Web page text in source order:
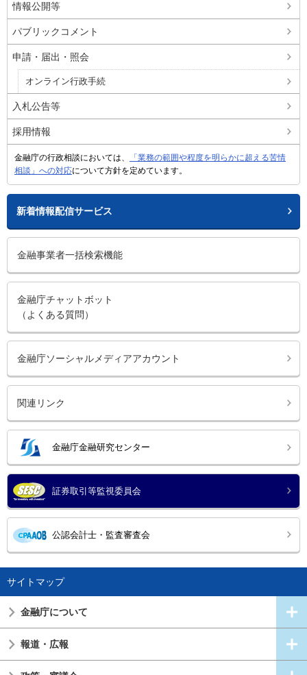
情報公開等
パブリックコメント
申請・届出・照会
オンライン行政手続
入札公告等
採用情報
金融庁の行政相談においては、
「業務の範囲や程度を明らかに超える苦情
相談」への対応について方針を定めています。
新着情報配信サービス
金融事業者一括検索機能
金融庁チャットボット
（よくある質問）
金融庁ソーシャルメディアアカウント
関連リンク
金融庁金融研究センター
証券取引等監視委員会
公認会計士・監査審査会
サイトマップ
金融庁について
報道・広報